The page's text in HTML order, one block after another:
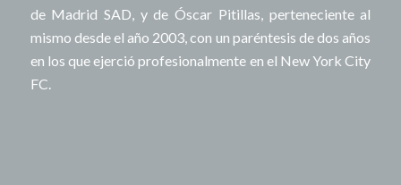
de Madrid SAD, y de Óscar Pitillas, perteneciente al
mismo desde el año 2003, con un paréntesis de dos años
en los que ejerció profesionalmente en el New York City
FC.